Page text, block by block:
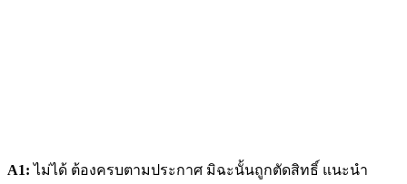
A1: ไม่ได้ ต้องครบตามประกาศ มิฉะนั้นถูกตัดสิทธิ์ แนะนำ